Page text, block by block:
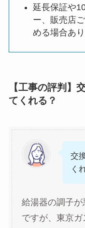
延長保証や
ー、販売店
める場合あり
【工事の評判】
てくれる？
交
く
給湯器の調子
ですが、東京ガ